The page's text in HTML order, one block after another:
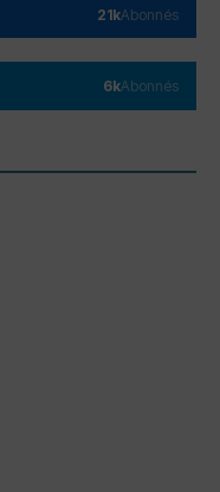
21kAbonnés
6kAbonnés